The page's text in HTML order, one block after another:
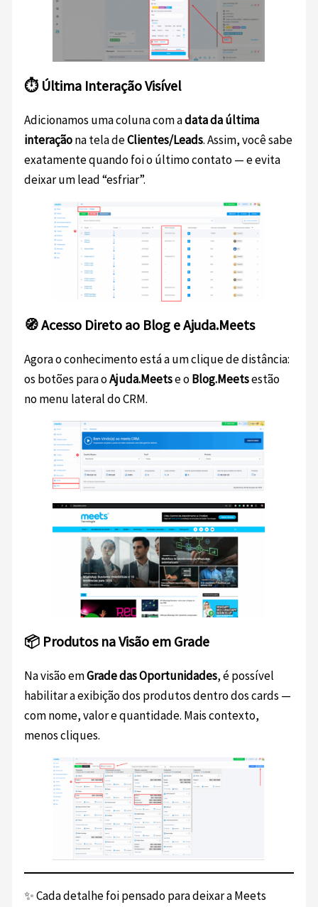
⏱️ Última Interação Visível
Adicionamos uma coluna com adata da última
interaçãona tela deClientes/Leads. Assim, você sabe
exatamente quando foi o último contato — e evita
deixar um lead “esfriar”.
🧭 Acesso Direto ao Blog e Ajuda.Meets
Agora o conhecimento está a um clique de distância:
os botões para oAjuda.Meetse oBlog.Meetsestão
no menu lateral do CRM.
📦 Produtos na Visão em Grade
Na visão emGrade das Oportunidades, é possível
habilitar a exibição dos produtos dentro dos cards —
com nome, valor e quantidade. Mais contexto,
menos cliques.
✨ Cada detalhe foi pensado para deixar a Meets